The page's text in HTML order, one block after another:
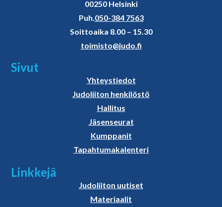
00250 Helsinki
Puh. 050-384 7563
Soittoaika 8.00 – 15.30
toimisto@judo.fi
Sivut
Yhteystiedot
Judoliiton henkilöstö
Hallitus
Jäsenseurat
Kumppanit
Tapahtumakalenteri
Linkkejä
Judoliiton uutiset
Materiaalit